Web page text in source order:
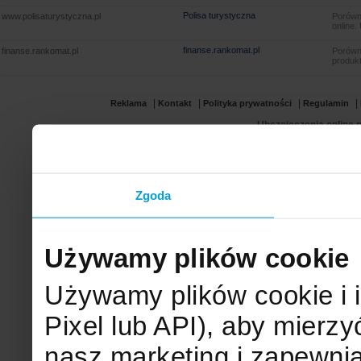
Zgoda
Używamy plików cookie
Używamy plików cookie i
Pixel lub API), aby
www.polisaturystyczna.pl Polisa turystyczna
finanse.rankomat.pl finanse.rankomat.pl
Reklama Kontakt Polityka prywatności Regulamin
Ubezpieczenia